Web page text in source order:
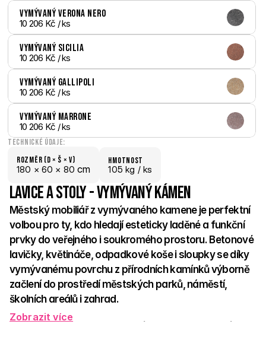
Vymývaný Verona nero
10 206 Kč / ks
Vymývaný Sicilia
10 206 Kč / ks
Vymývaný Gallipoli
10 206 Kč / ks
Vymývaný Marrone
10 206 Kč / ks
Technické údaje:
Rozměr (D × š × V)
180 × 60 × 80 cm
hmotnost
105 kg / ks
Lavice a stoly - Vymývaný kámen
Městský mobiliář z vymývaného kamene je perfektní
volbou pro ty, kdo hledají esteticky laděné a funkční
prvky do veřejného i soukromého prostoru. Betonové
lavičky, květináče, odpadkové koše i sloupky se díky
vymývanému povrchu z přírodních kamínků výborně
začlení do prostředí městských parků, náměstí,
školních areálů i zahrad.
Vyznačují se vysokou odolností vůči povětrnostním vlivům,
Zobrazit více